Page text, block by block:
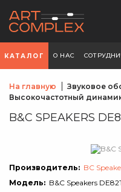
КАТАЛОГ О НАС
На главную Звуковое
Высокочастотный
B&C SPEAKERS
Производитель: BC
Модель: B&C Speakers